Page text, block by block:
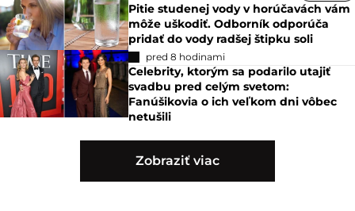
Pitie studenej vody v horúčavách vám
môže uškodiť. Odborník odporúča
pridať do vody radšej štipku soli
pred 8 hodinami
Celebrity, ktorým sa podarilo utajiť
svadbu pred celým svetom:
Fanúšikovia o ich veľkom dni vôbec
netušili
Zobraziť viac